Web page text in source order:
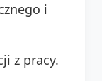
i
z pracy.